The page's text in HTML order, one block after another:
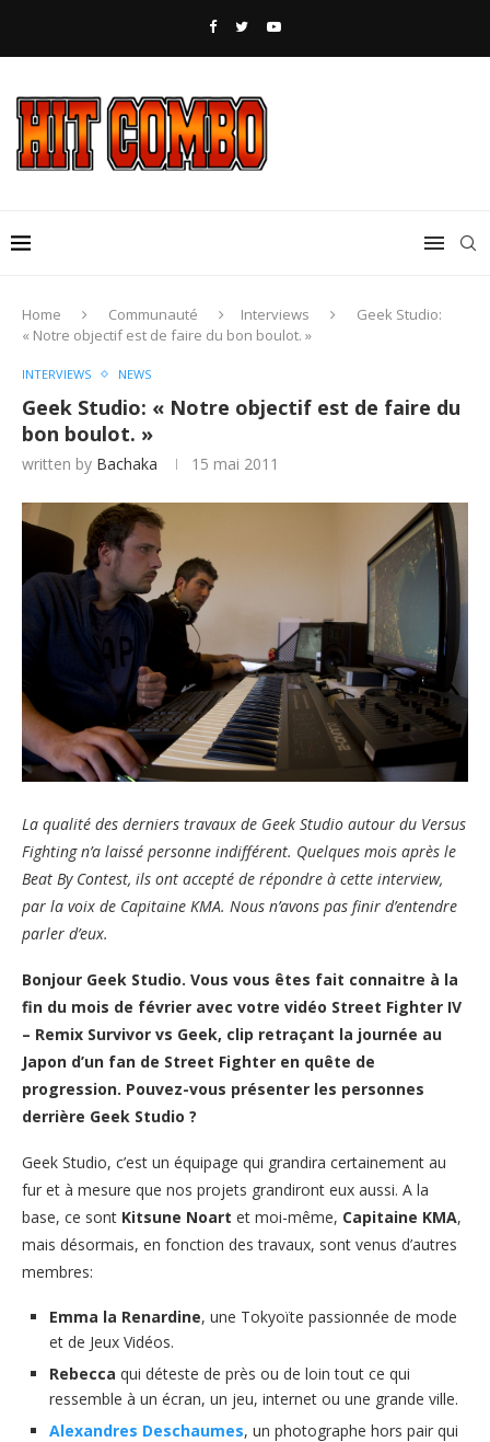
Home Communauté Interviews
Geek Studio:
« Notre objectif est de faire du bon boulot. »
INTERVIEWS NEWS
Geek Studio: « Notre objectif est de faire du
bon boulot. »
written by Bachaka 15 mai 2011
La qualité des derniers travaux de Geek Studio autour du Versus
Fighting n’a laissé personne indifférent. Quelques mois après le
Beat By Contest, ils ont accepté de répondre à cette interview,
par la voix de Capitaine KMA. Nous n’avons pas finir d’entendre
parler d’eux.
Bonjour Geek Studio. Vous vous êtes fait connaitre à la
fin du mois de février avec votre vidéo Street Fighter IV
– Remix Survivor vs Geek, clip retraçant la journée au
Japon d’un fan de Street Fighter en quête de
progression. Pouvez-vous présenter les personnes
derrière Geek Studio ?
Geek Studio, c’est un équipage qui grandira certainement au
fur et à mesure que nos projets grandiront eux aussi. A la
base, ce sont Kitsune Noart et moi-même, Capitaine KMA,
mais désormais, en fonction des travaux, sont venus d’autres
membres:
Emma la Renardine, une Tokyoïte passionnée de mode
et de Jeux Vidéos.
Rebecca qui déteste de près ou de loin tout ce qui
ressemble à un écran, un jeu, internet ou une grande ville.
Alexandres Deschaumes, un photographe hors pair qui